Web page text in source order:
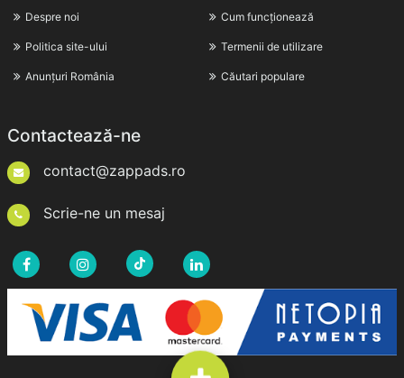
Despre noi
Politica site-ului
Anunțuri România
Cum funcționează
Termenii de utilizare
Căutari populare
Contactează-ne
contact@zappads.ro
Scrie-ne un mesaj